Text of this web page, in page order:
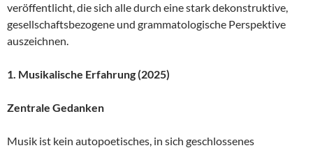
veröffentlicht, die sich alle durch eine stark dekonstruktive,
gesellschaftsbezogene und grammatologische Perspektive
auszeichnen.
1. Musikalische Erfahrung (2025)
Zentrale Gedanken
Musik ist kein autopoetisches, in sich geschlossenes